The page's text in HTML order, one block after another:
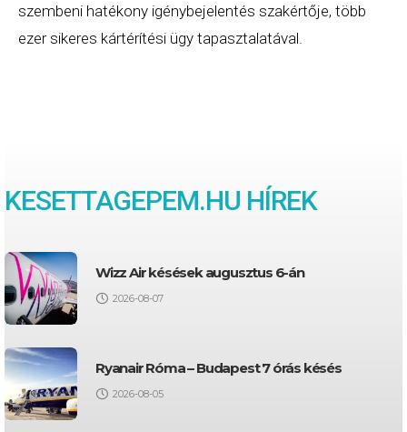
szembeni hatékony igénybejelentés szakértője, több
ezer sikeres kártérítési ügy tapasztalatával.
KESETTAGEPEM.HU HÍREK
Wizz Air késések augusztus 6-án
2026-08-07
Ryanair Róma – Budapest 7 órás késés
2026-08-05